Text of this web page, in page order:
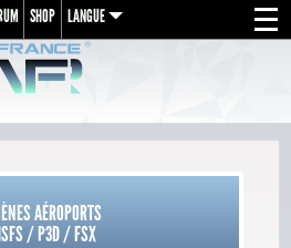
Menu
SHOP LANGUE
de
AÉROPORTS
/ P3D / FSX